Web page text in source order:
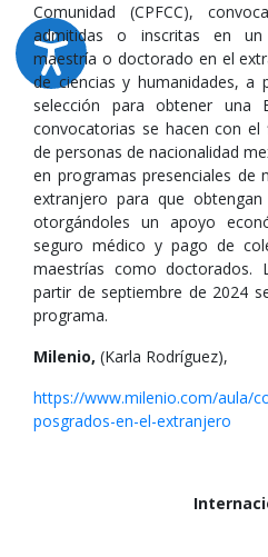
Comunidad (CPFCC),
admitidas o inscritas en un
maestría o doctorado en el
de ciencias y humanidades, a
selección para obtener una
convocatorias se hacen con
de personas de nacionalidad
en programas presenciales de
extranjero para que
otorgándoles un apoyo
seguro médico y pago de
maestrías como doctorados.
partir de septiembre de 2024
programa.
Milenio, (Karla Rodríguez),
https://www.milenio.com/aula/
posgrados-en-el-extranjero